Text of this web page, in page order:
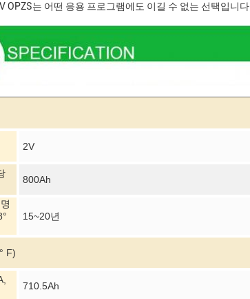
OPZS는 어떤 응용 프로그램에도 이길 수 없는 선택입니다.
2V
800Ah
15~20년
F)
710.5Ah